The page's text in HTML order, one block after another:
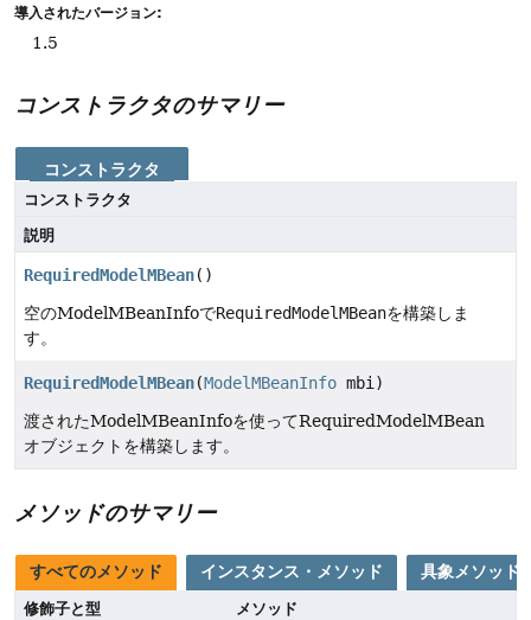
導入されたバージョン:
1.5
コンストラクタのサマリー
コンストラクタ
コンストラクタ
説明
RequiredModelMBean()
空のModelMBeanInfoでRequiredModelMBeanを構築しま
す。
RequiredModelMBean(ModelMBeanInfo mbi)
渡されたModelMBeanInfoを使ってRequiredModelMBean
オブジェクトを構築します。
メソッドのサマリー
すべてのメソッド インスタンス・メソッド 具象メソッド
修飾子と型
メソッド